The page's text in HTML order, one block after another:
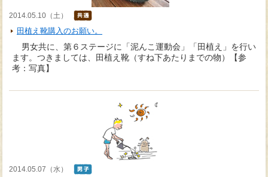
2014.05.10（土）
田植え靴購入のお願い。
男女共に、第６ステージに「泥んこ運動会」「田植え」を行い
ます。つきましては、田植え靴（すね下あたりまでの物）【参
考：写真】
2014.05.07（水）